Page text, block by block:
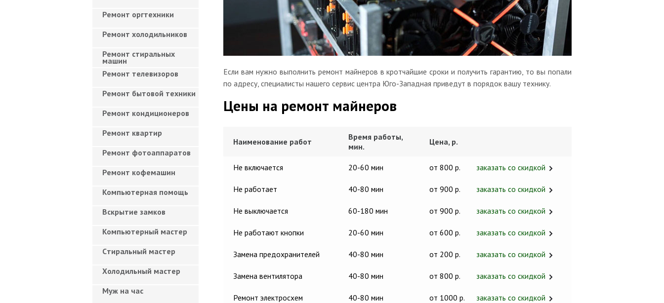
Если вам нужно выполнить ремонт майнеров в кротчайшие сроки и получить гарантию, то вы попали
по адресу, специалисты нашего сервис центра Юго-Западная приведут в порядок вашу технику.
Цены на ремонт майнеров
Наименование работ
Время работы,
мин.
Цена, р.
Не включается 20-60 мин от 800 р. заказать со скидкой
Не работает 40-80 мин от 900 р. заказать со скидкой
Не выключается 60-180 мин от 900 р. заказать со скидкой
Не работают кнопки 20-60 мин от 600 р. заказать со скидкой
Замена предохранителей 40-80 мин от 200 р. заказать со скидкой
Замена вентилятора 40-80 мин от 800 р. заказать со скидкой
Ремонт электросхем 40-80 мин от 1000 р. заказать со скидкой
Ремонт оргтехники
Ремонт холодильников
Ремонт стиральных
машин
Ремонт телевизоров
Ремонт бытовой техники
Ремонт кондиционеров
Ремонт квартир
Ремонт фотоаппаратов
Ремонт кофемашин
Компьютерная помощь
Вскрытие замков
Компьютерный мастер
Cтиральный мастер
Холодильный мастер
Муж на час